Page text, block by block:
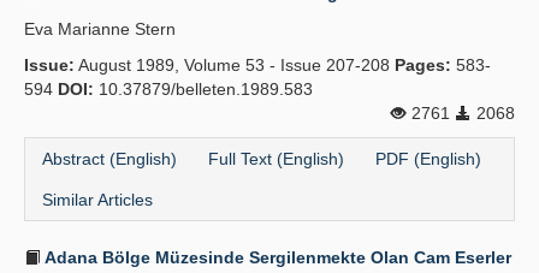
Eva Marianne Stern
Issue: August 1989, Volume 53 - Issue 207-208 Pages: 583-
594 DOI: 10.37879/belleten.1989.583
2761
2068
Abstract (English) Full Text (English) PDF (English)
Similar Articles
Adana Bölge Müzesinde Sergilenmekte Olan Cam Eserler